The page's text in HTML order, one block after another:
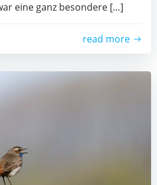
eine ganz besondere […]
read more